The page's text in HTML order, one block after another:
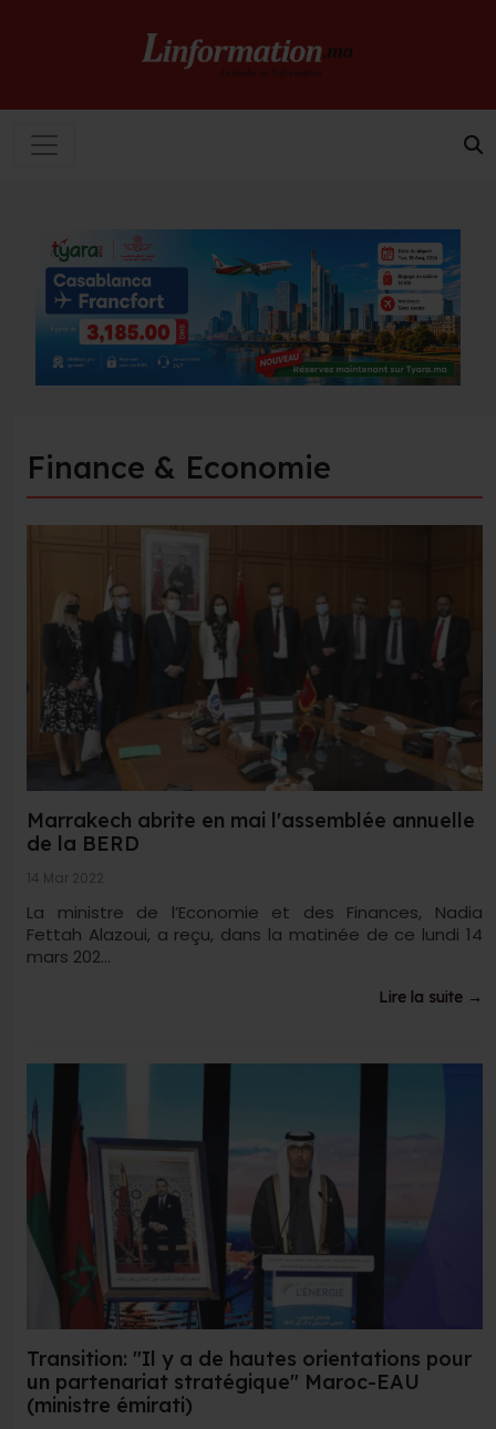
Finance & Economie
Marrakech abrite en mai l'assemblée annuelle
de la BERD
14 Mar 2022
La ministre de l’Economie et des Finances, Nadia
Fettah Alazoui, a reçu, dans la matinée de ce lundi 14
mars 202...
Lire la suite →
Transition: "Il y a de hautes orientations pour
un partenariat stratégique" Maroc-EAU
(ministre émirati)